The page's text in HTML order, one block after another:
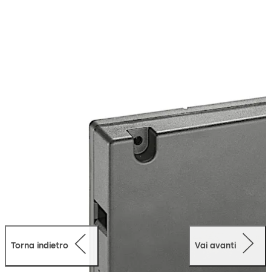
chiudere spingere semplicemente la porta, e la serratura
si blocca di nuovo.
*) Condizione: deve essere disponibile dormakaba evolo
Manager o exos Sistema di Accesso
Torna indietro Vai avanti